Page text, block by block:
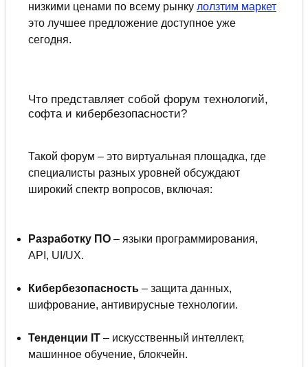
низкими ценами по всему рынку лолзтим маркет
это лучшее предложение доступное уже
сегодня.
Что представляет собой форум технологий,
софта и кибербезопасности?
Такой форум – это виртуальная площадка, где
специалисты разных уровней обсуждают
широкий спектр вопросов, включая:
Разработку ПО– языки программирования,
API, UI/UX.
Кибербезопасность– защита данных,
шифрование, антивирусные технологии.
Тенденции IT– искусственный интеллект,
машинное обучение, блокчейн.